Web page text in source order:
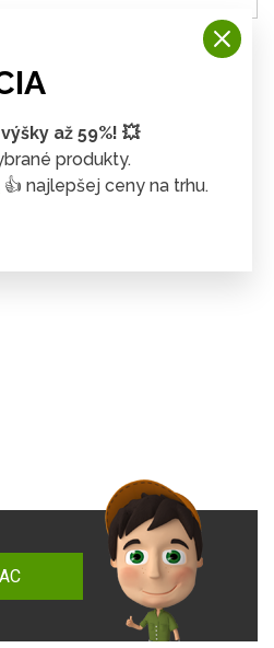
až 59%! 💥
produkty.
👍 najlepšej ceny na trhu.